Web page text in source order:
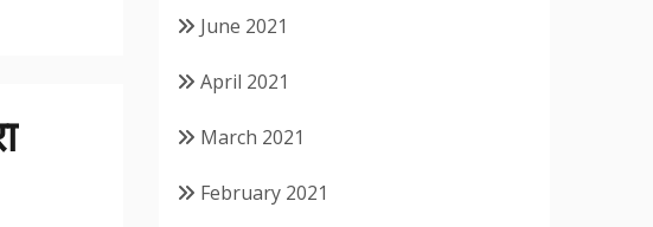
June 2021
April 2021
March 2021
February 2021